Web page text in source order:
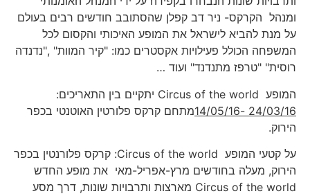
ומנהל הקרקס- ניר דב קפלן שהסתובב חודשים רבים בעולם
על מנת להביא לישראל את המופע האיכותי והקסום לכל
המשפחה הכולל פעילויות אקסטרים כמו: "קיר המוות" ,"נדנדה
רוסית" "טרפז מתנדנד" ועוד …
המופע Circus of the world יתקיים בין התאריכים:
24/03/16 -14/05/16
מתחם קרקס פלורטין האוטנטי בכפר
הירוק.
על קטעי המופע Circus of the world: קרקס פלורנטין בכפר
הירוק, מעלה בחודשים מרץ-אפריל-מאי את מופע החדש
Circus of the world מארצות ותרבויות שונות, דרך מסע